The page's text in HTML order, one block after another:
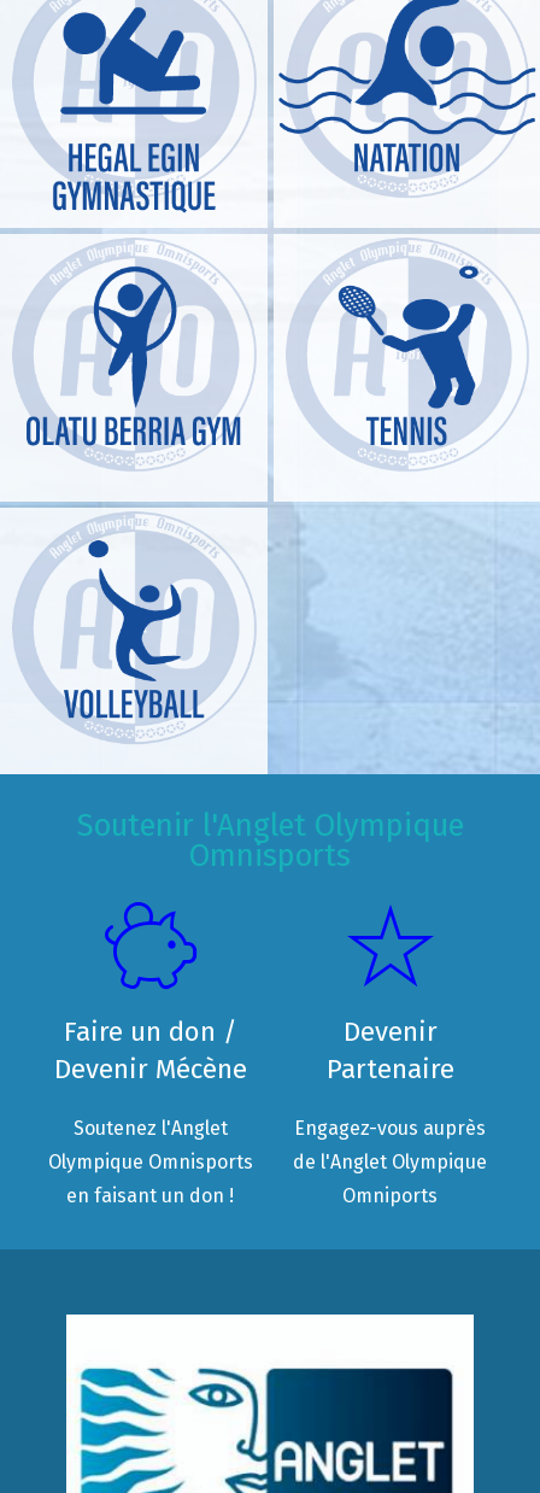
Soutenir l'Anglet Olympique
Omnisports
Faire un don /
Devenir Mécène
Soutenez l'Anglet
Olympique Omnisports
en faisant un don !
Devenir
Partenaire
Engagez-vous auprès
de l'Anglet Olympique
Omniports